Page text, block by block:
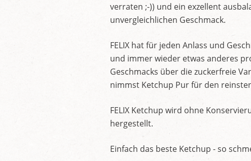
verraten ;-)) und ein exzellent
unvergleichlichen Geschmack.
FELIX hat für jeden Anlass und
und immer wieder etwas anderes
Geschmacks über die zuckerfreie
nimmst Ketchup Pur für den
FELIX Ketchup wird ohne
hergestellt.
Einfach das beste Ketchup - so